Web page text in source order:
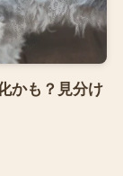
かも？見分け